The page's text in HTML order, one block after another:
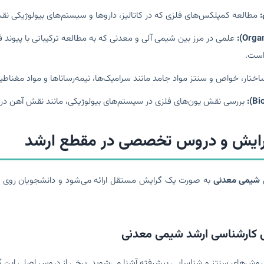
مطالعه کمپلکس‌های فلزی که در کاتالیز، داروها و سیستم‌های بیولوژیکی
علمی در مرز بین شیمی آلی و معدنی که به مطالعه ترکیباتی با پیوند
است.
خواص و سنتز مواد جامد مانند سرامیک‌ها، نیمه‌رساناها و مواد
بررسی نقش یون‌های فلزی در سیستم‌های بیولوژیکی، مانند نقش آهن
و دروس تخصصی در مقطع ارشد
شیمی معدنی به صورت یک گرایش مستقل ارائه می‌شود و دانشجویان
ارشد شیمی معدنی